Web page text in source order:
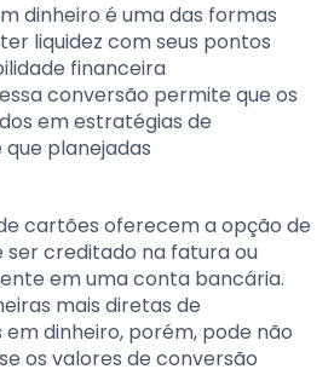
dinheiro é uma das formas
liquidez com seus pontos
financeira
conversão permite que os
em estratégias de
planejadas
cartões oferecem a opção de
ser creditado na fatura ou
em uma conta bancária.
mais diretas de
dinheiro, porém, pode não
os valores de conversão